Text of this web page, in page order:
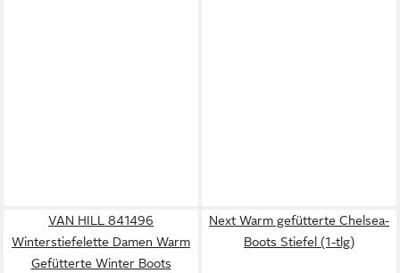
VAN HILL 841496
Winterstiefelette Damen Warm
Gefütterte Winter Boots
Next Warm gefütterte Chelsea-
Boots Stiefel (1-tlg)